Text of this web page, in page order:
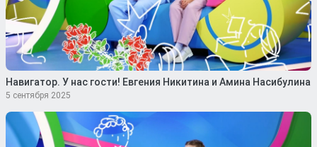
Навигатор. У нас гости! Евгения Никитина и Амина Насибулина
5 сентября 2025